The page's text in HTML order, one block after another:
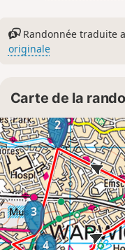
Randonnée traduite
originale
Carte de la
2
3
4